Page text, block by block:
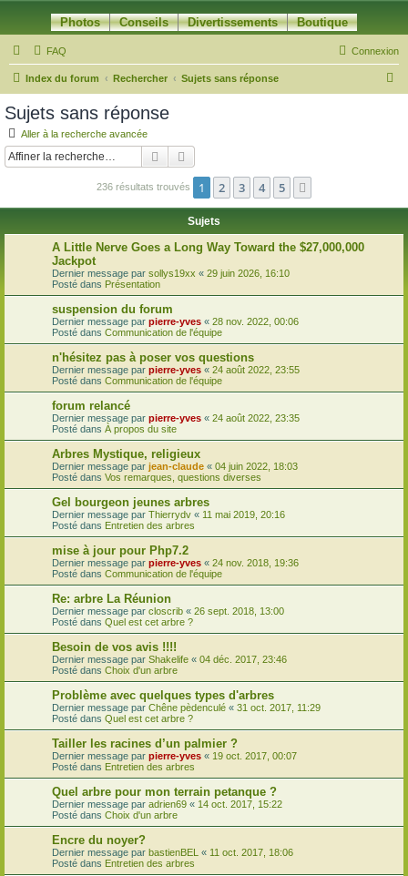
Photos Conseils Divertissements Boutique
FAQ Connexion
Index du forum Rechercher Sujets sans réponse
c
Sujets sans réponse
Aller à la recherche avancée
Rechercher
236 résultats trouvés 1 2 3 4 5
Sujets
A Little Nerve Goes a Long Way Toward the $27,000,000
Jackpot
Dernier message par sollys19xx « 29 juin 2026, 16:10
Posté dans Présentation
suspension du forum
Dernier message par pierre-yves « 28 nov. 2022, 00:06
Posté dans Communication de l'équipe
n'hésitez pas à poser vos questions
Dernier message par pierre-yves « 24 août 2022, 23:55
Posté dans Communication de l'équipe
forum relancé
Dernier message par pierre-yves « 24 août 2022, 23:35
Posté dans À propos du site
Arbres Mystique, religieux
Dernier message par jean-claude « 04 juin 2022, 18:03
Posté dans Vos remarques, questions diverses
Gel bourgeon jeunes arbres
Dernier message par Thierrydv « 11 mai 2019, 20:16
Posté dans Entretien des arbres
mise à jour pour Php7.2
Dernier message par pierre-yves « 24 nov. 2018, 19:36
Posté dans Communication de l'équipe
Re: arbre La Réunion
Dernier message par closcrib « 26 sept. 2018, 13:00
Posté dans Quel est cet arbre ?
Besoin de vos avis !!!!
Dernier message par Shakelife « 04 déc. 2017, 23:46
Posté dans Choix d'un arbre
Problème avec quelques types d'arbres
Dernier message par Chêne pèdenculé « 31 oct. 2017, 11:29
Posté dans Quel est cet arbre ?
Tailler les racines d’un palmier ?
Dernier message par pierre-yves « 19 oct. 2017, 00:07
Posté dans Entretien des arbres
Quel arbre pour mon terrain petanque ?
Dernier message par adrien69 « 14 oct. 2017, 15:22
Posté dans Choix d'un arbre
Encre du noyer?
Dernier message par bastienBEL « 11 oct. 2017, 18:06
Posté dans Entretien des arbres